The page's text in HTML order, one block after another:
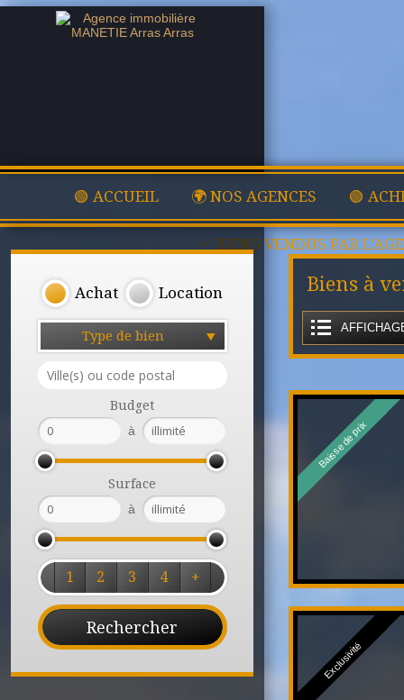
🟢 ACCUEIL 🌍 NOS AGENCES 🟢
✅ BIENS VENDUS PAR
Achat Location
Type de bien
Budget
à
Surface
à
1 2 3 4 +
Biens à
Baisse de prix
Exclusivité